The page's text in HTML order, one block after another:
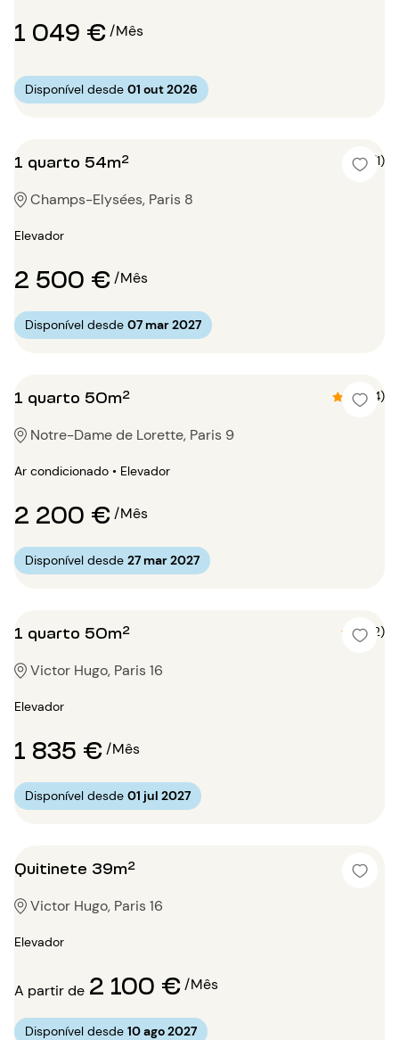
1 049 €/Mês
Disponível desde 01 out 2026
1 quarto 54m² 4 (1)
Champs-Elysées, Paris 8
Elevador
2 500 €/Mês
Disponível desde 07 mar 2027
1 quarto 50m² 4.8 (4)
Notre-Dame de Lorette, Paris 9
Ar condicionado • Elevador
2 200 €/Mês
Disponível desde 27 mar 2027
1 quarto 50m² 5 (2)
Victor Hugo, Paris 16
Elevador
1 835 €/Mês
Disponível desde 01 jul 2027
Quitinete 39m²
Victor Hugo, Paris 16
Elevador
A partir de 2 100 €/Mês
Disponível desde 10 ago 2027